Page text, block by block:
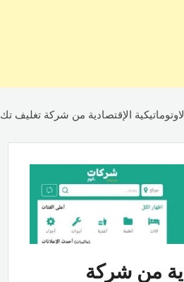
الإقتصادية من شركة تغليف تك
من شركة